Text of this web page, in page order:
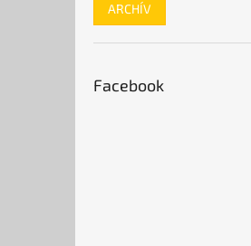
ARCHÍV
Facebook